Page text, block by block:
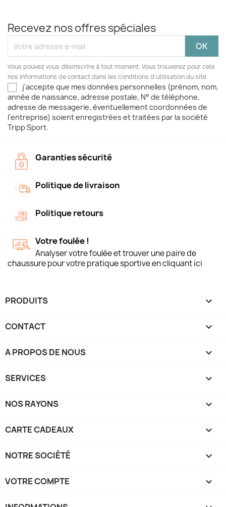
Recevez nos offres spéciales
Vous pouvez vous désinscrire à tout moment. Vous trouverez pour cela
nos informations de contact dans les conditions d'utilisation du site.
j'accepte que mes données personnelles (prénom, nom,
année de naissance, adresse postale, N° de téléphone,
adresse de messagerie, éventuellement coordonnées de
l'entreprise) soient enregistrées et traitées par la société
Tripp Sport.
Garanties sécurité
Politique de livraison
Politique retours
Votre foulée !
Analyser votre foulée et trouver une paire de
chaussure pour votre pratique sportive en cliquant ici
PRODUITS 
CONTACT 
A PROPOS DE NOUS 
SERVICES 
NOS RAYONS 
CARTE CADEAUX 
NOTRE SOCIÉTÉ 
VOTRE COMPTE 